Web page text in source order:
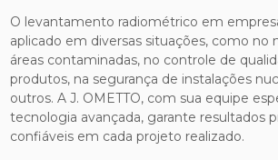
O levantamento radiométrico em
aplicado em diversas situações, como
áreas contaminadas, no controle de
produtos, na segurança de instalações
outros. A J. OMETTO, com sua equipe
tecnologia avançada, garante resultados
confiáveis em cada projeto realizado.